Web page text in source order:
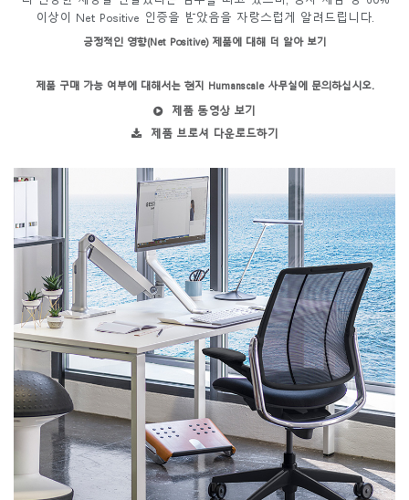
이상이 Net Positive 인증을 받았음을 자랑스럽게 알려드립니다.
긍정적인 영향(Net Positive) 제품에 대해 더 알아 보기
제품 구매 가능 여부에 대해서는 현지 Humanscale 사무실에 문의하십시오.
제품 동영상 보기
제품 브로셔 다운로드하기